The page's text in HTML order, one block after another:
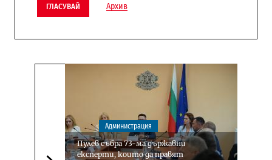
ГЛАСУВАЙ Архив
Администрация
Пулев събра 73-ма държавни
експерти, които да правят